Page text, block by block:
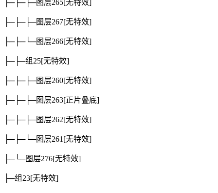
├─├─├─图层265[无特效]
├─├─├─图层267[无特效]
├─├─└─图层266[无特效]
├─├─组25[无特效]
├─├─├─图层260[无特效]
├─├─├─图层263[正片叠底]
├─├─├─图层262[无特效]
├─├─└─图层261[无特效]
├─└─图层276[无特效]
├─组23[无特效]